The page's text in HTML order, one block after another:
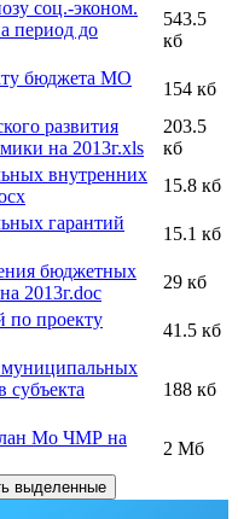
соц.-эконом.
период до
543.5
кб
бюджета МО
154 кб
развития
на 2013г.xls
203.5
кб
внутренних
15.8 кб
гарантий
15.1 кб
бюджетных
2013г.doc
29 кб
по проекту
41.5 кб
муниципальных
субъекта
188 кб
Мо ЧМР на
2 Мб
выделенные